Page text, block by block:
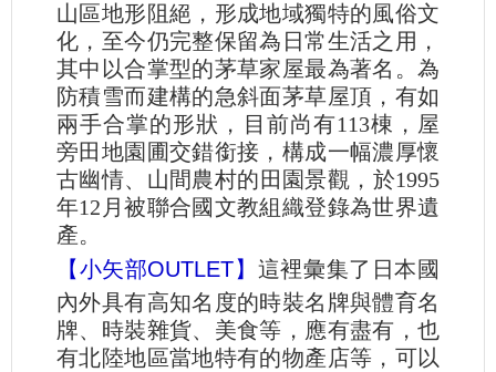
山區地形阻絕，形成地域獨特的風俗文
化，至今仍完整保留為日常生活之用，
其中以合掌型的茅草家屋最為著名。為
防積雪而建構的急斜面茅草屋頂，有如
兩手合掌的形狀，目前尚有113棟，屋
旁田地園圃交錯銜接，構成一幅濃厚懷
古幽情、山間農村的田園景觀，於1995
年12月被聯合國文教組織登錄為世界遺
產。
【小矢部OUTLET】 這裡彙集了日本國
內外具有高知名度的時裝名牌與體育名
牌、時裝雜貨、美食等，應有盡有，也
有北陸地區當地特有的物產店等，可以